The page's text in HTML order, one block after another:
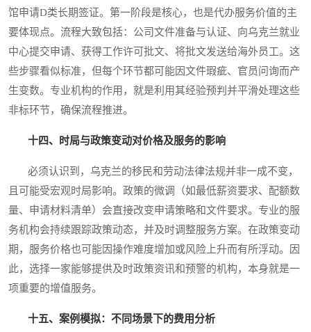
馆申请D类长期签证。第一阶段是核心，也是代办服务价值的主
要体现点。流程大致包括：公司文件准备与认证、向乌克兰就业
中心提交申请、获得工作许可批文、将批文发送给海外员工。这
些步骤看似标准，但每个环节都可能因文件瑕疵、官员问询而产
生变数。专业机构的作用，就是利用其经验预判并平滑处理这些
非标环节，确保流程推进。
十四、时局与政策变动对价格及服务的影响
必须认识到，乌克兰的移民和劳动法律法规并非一成不变，
且可能受宏观时局影响。政策的微调（如最低薪资要求、配额数
量、申请材料清单）会直接改变申请策略和文件要求。专业的服
务机构会持续跟踪政策动态，并及时调整服务方案。在政策变动
期，服务价格也可能因操作难度增加或风险上升而有所浮动。因
此，选择一家能够提供及时政策资讯和预警的机构，本身就是一
项重要的增值服务。
十五、案例模拟：不同场景下的费用分析